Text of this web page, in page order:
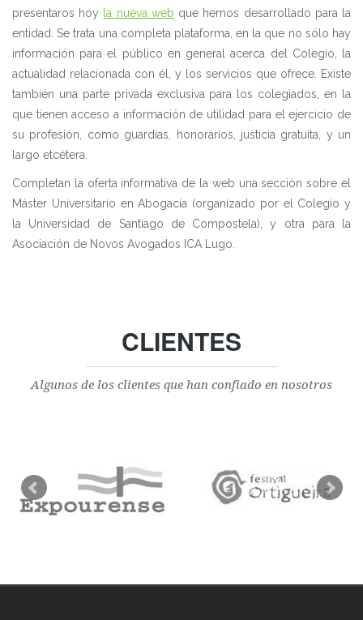
presentaros hoy
la nueva web que hemos desarrollado para la
entidad. Se trata una completa plataforma, en la que no sólo hay
información para el público en general acerca del Colegio, la
actualidad relacionada con él, y los servicios que ofrece. Existe
también una parte privada exclusiva para los colegiados, en la
que tienen acceso a información de utilidad para el ejercicio de
su profesión, como guardias, honorarios, justicia gratuita, y un
largo etcétera.
Completan la oferta informativa de la web una sección sobre el
Máster Universitario en Abogacía (organizado por el Colegio y
la Universidad de Santiago de Compostela), y otra para la
Asociación de Novos Avogados ICA Lugo.
CLIENTES
Algunos de los clientes que han confiado en nosotros